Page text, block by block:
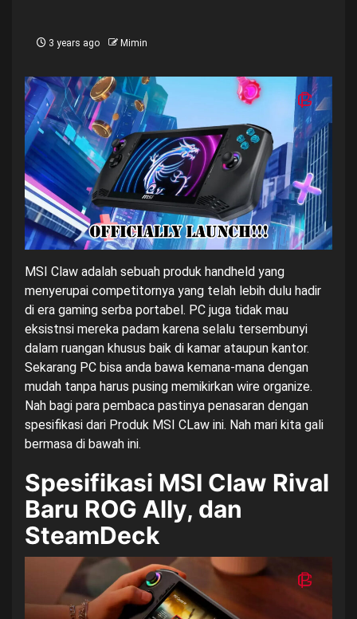
3 years ago Mimin
MSI Claw adalah sebuah produk handheld yang
menyerupai competitornya yang telah lebih dulu hadir
di era gaming serba portabel. PC juga tidak mau
eksistnsi mereka padam karena selalu tersembunyi
dalam ruangan khusus baik di kamar ataupun kantor.
Sekarang PC bisa anda bawa kemana-mana dengan
mudah tanpa harus pusing memikirkan wire organize.
Nah bagi para pembaca pastinya penasaran dengan
spesifikasi dari Produk MSI CLaw ini. Nah mari kita gali
bermasa di bawah ini.
Spesifikasi MSI Claw Rival
Baru ROG Ally, dan
SteamDeck